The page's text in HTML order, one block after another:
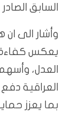
السابق
وأشار الى ان
يعكس كفاءة
العدل،
بما يعزز